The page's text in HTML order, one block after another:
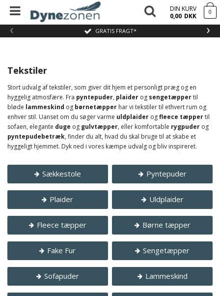
GRATIS FRAGT*
‹ ›
DIN KURV
0,00 DKK 0
Tekstiler
Stort udvalg af tekstiler, som giver dit hjem et personligt præg og en
hyggelig atmosfære. Fra pyntepuder, plaider og sengetæppertil
bløde lammeskind og børnetæpper har vi tekstiler til ethvert rum og
enhver stil. Uanset om du søger varme uldplaider ogfleece tæppertil
sofaen, elegante duge og gulvtæpper, eller komfortable rygpuder og
pyntepudebetræk, finder du alt, hvad du skal bruge til at skabe et
hyggeligt hjemmet. Dyk ned i vores kæmpe udvalg og bliv inspireret.
Sækkestole Pyntepuder
Plaider Uldplaider
Fleece tæpper Børne tæpper
Fake Fur Sengetæpper
Sofapuder Lammeskind